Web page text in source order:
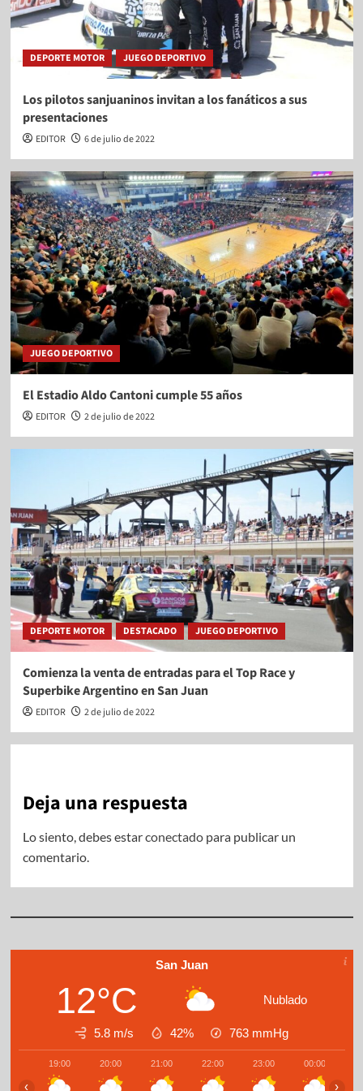
DEPORTE MOTOR JUEGO DEPORTIVO
Los pilotos sanjuaninos invitan a los fanáticos a sus
presentaciones
EDITOR 6 de julio de 2022
JUEGO DEPORTIVO
El Estadio Aldo Cantoni cumple 55 años
EDITOR 2 de julio de 2022
DEPORTE MOTOR DESTACADO JUEGO DEPORTIVO
Comienza la venta de entradas para el Top Race y
Superbike Argentino en San Juan
EDITOR 2 de julio de 2022
Deja una respuesta
Lo siento, debes estarconectadopara publicar un
comentario.
San Juan
12°C Nublado
5.8 m/s 42% 763 mmHg
19:00 20:00 21:00 22:00 23:00 00:00
‹ ›